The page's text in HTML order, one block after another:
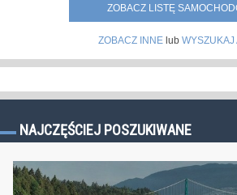
ZOBACZ LISTĘ
ZOBACZ INNElub WYSZUKAJ
NAJCZĘŚCIEJ POSZUKIWANE